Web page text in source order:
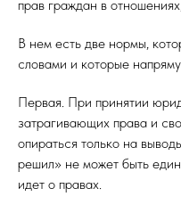
прав граждан в
В нем есть две нормы,
словами и которые
Первая. При принятии
затрагивающих права и
опираться только на
решил» не может быть
идет о правах.